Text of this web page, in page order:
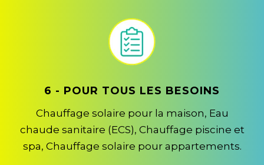
6 - POUR TOUS LES BESOINS
Chauffage solaire pour la maison, Eau
chaude sanitaire (ECS), Chauffage piscine et
spa, Chauffage solaire pour appartements.